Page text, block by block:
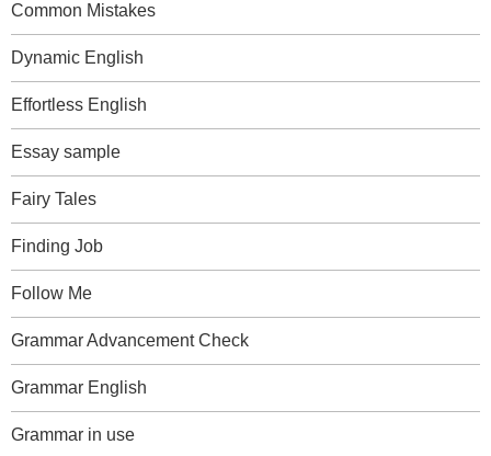
Common Mistakes
Dynamic English
Effortless English
Essay sample
Fairy Tales
Finding Job
Follow Me
Grammar Advancement Check
Grammar English
Grammar in use